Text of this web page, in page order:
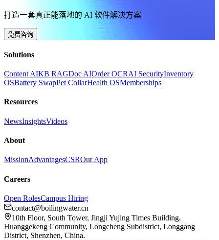
打造一套真正能落地的 AI 软件解决方案
免费咨询
Solutions
Content AIKB RAGDoc AIOrder OCRAI SecurityInventory
OSBattery SwapPet CollarHealth OSMemberships
Resources
NewsInsightsVideos
About
MissionAdvantagesCSROur App
Careers
Open RolesCampus Hiring
contact@boilingwater.cn
10th Floor, South Tower, Jingji Yujing Times Building,
Huanggekeng Community, Longcheng Subdistrict, Longgang
District, Shenzhen, China.